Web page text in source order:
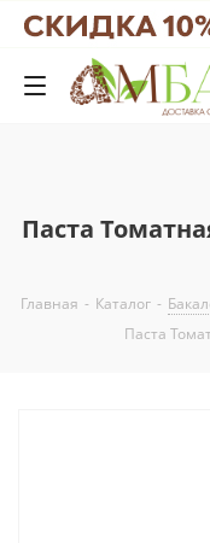
Паста
Главная - Каталог -
Паста